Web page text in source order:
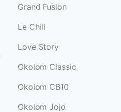
Grand Fusion
Le Chill
Love Story
Okolom Classic
Okolom CB10
Okolom Jojo